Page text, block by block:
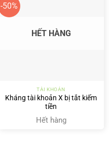
-50%
HẾT HÀNG
TÀI KHOẢN
Kháng tài khoản X bị tắt kiếm
tiền
Hết hàng